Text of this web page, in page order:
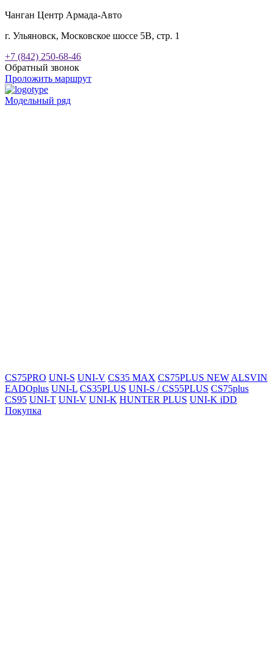
Чанган Центр Армада-Авто
г. Ульяновск, Московское шоссе 5В, стр. 1
+7 (842) 250-68-46
Обратный звонок
Проложить маршрут
Модельный ряд
CS75PRO UNI-S UNI-V CS35 MAX CS75PLUS NEW ALSVIN
EADOplus UNI-L CS35PLUS UNI-S / CS55PLUS CS75plus
CS95 UNI-T UNI-V UNI-K HUNTER PLUS UNI-K iDD
Покупка